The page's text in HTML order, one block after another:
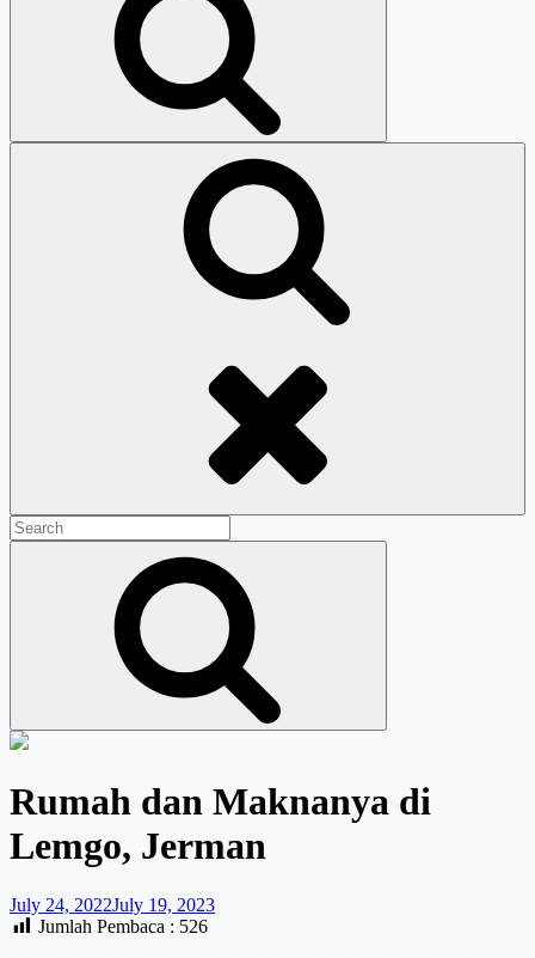
Search
for:
Rumah dan Maknanya di
Lemgo, Jerman
July 24, 2022July 19, 2023
Jumlah Pembaca : 526